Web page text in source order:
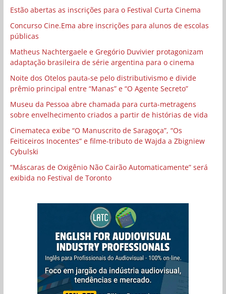
Estão abertas as inscrições para o Festival Curta Cinema
Concurso Cine.Ema abre inscrições para alunos de escolas
públicas
Matheus Nachtergaele e Gregório Duvivier protagonizam
adaptação brasileira de série argentina para o cinema
Noite dos Otelos pauta-se pelo distributivismo e divide
prêmio principal entre “Manas” e “O Agente Secreto”
Museu da Pessoa abre chamada para curta-metragens
sobre envelhecimento criados a partir de histórias de vida
Cinemateca exibe “O Manuscrito de Saragoça”, “Os
Feiticeiros Inocentes” e filme-tributo de Wajda a Zbigniew
Cybulski
“Máscaras de Oxigênio Não Cairão Automaticamente” será
exibida no Festival de Toronto